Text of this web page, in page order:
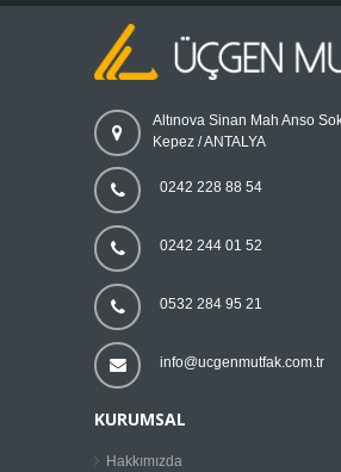
Altınova Sinan Mah Anso
Kepez / ANTALYA
0242 228 88 54
0242 244 01 52
0532 284 95 21
info@ucgenmutfak.com.tr
KURUMSAL
Hakkımızda